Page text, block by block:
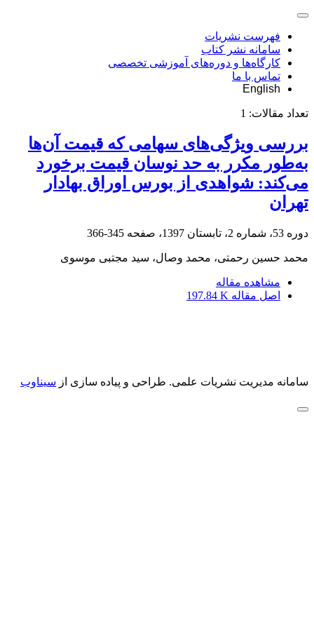
فهرست نشریات
سامانه نشر کتاب
کارگاه‌ها و دوره‌های آموزشی تخصصی
تماس با ما
English
تعداد مقالات: 1
بررسی ویژگی‌های‌ سهامی که قیمت آن‌ها
به‌طور مکرر به حد نوسان قیمت برخورد
می‌کند: شواهدی از بورس اوراق بهادار
تهران
دوره 53، شماره 2، تابستان 1397، صفحه 345-366
محمد حسین رحمتی، محمد وصال، سید مجتبی موسوی
مشاهده مقاله
اصل مقاله 197.84 K
سامانه مدیریت نشریات علمی. طراحی و پیاده سازی از سیناوب